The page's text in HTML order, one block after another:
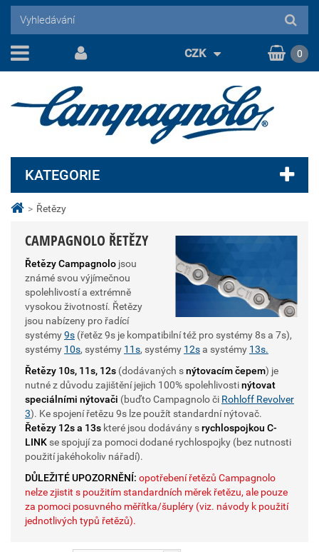
> Řetězy
CAMPAGNOLO ŘETĚZY
Řetězy Campagnolo jsou
známé svou výjímečnou
spolehlivostí a extrémně
vysokou životností. Řetězy
jsou nabízeny pro řadící
systémy9s (řetěz 9s je kompatibilní též pro systémy 8s a 7s),
systémy 10s, systémy 11s, systémy 12sa systémy 13s.
Řetězy 10s, 11s, 12s (dodávaných snýtovacím čepem) je
nutné z důvodu zajištění jejich 100% spolehlivostinýtovat
speciálními nýtovači (buďto Campagnolo či Rohloff Revolver
3). Ke spojení řetězu 9s lze použít standardní nýtovač.
Řetězy 12s a 13s které jsou dodávány srychlospojkou C-
LINK se spojují za pomoci dodané rychlospojky (bez nutnosti
použití jakéhokoliv nářadí).
DŮLEŽITÉ UPOZORNĚNÍ: opotřebení řetězů Campagnolo
nelze zjistit s použitím standardních měrek řetězu, ale pouze
za pomoci posuvného měřítka/šupléry (viz. návody k použití
jednotlivých typů řetězů).
KATEGORIE
CZK 0